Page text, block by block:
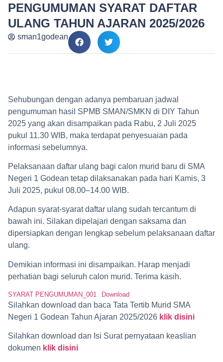
PENGUMUMAN SYARAT DAFTAR
ULANG TAHUN AJARAN 2025/2026
sman1godean
Sehubungan dengan adanya pembaruan jadwal
pengumuman hasil SPMB SMAN/SMKN di DIY Tahun
2025 yang akan disampaikan pada Rabu, 2 Juli 2025
pukul 11.30 WIB, maka terdapat penyesuaian pada
informasi sebelumnya.
Pelaksanaan daftar ulang bagi calon murid baru di SMA
Negeri 1 Godean tetap dilaksanakan pada hari Kamis, 3
Juli 2025, pukul 08.00–14.00 WIB.
Adapun syarat-syarat daftar ulang sudah tercantum di
bawah ini. Silakan dipelajari dengan saksama dan
dipersiapkan dengan lengkap sebelum pelaksanaan daftar
ulang.
Demikian informasi ini disampaikan. Harap menjadi
perhatian bagi seluruh calon murid. Terima kasih.
SYARAT PENGUMUMAN_001 Download
Silahkan download dan baca Tata Tertib Murid SMA
Negeri 1 Godean Tahun Ajaran 2025/2026 klik disini
Silahkan download dan Isi Surat pernyataan keaslian
dokumen klik disini